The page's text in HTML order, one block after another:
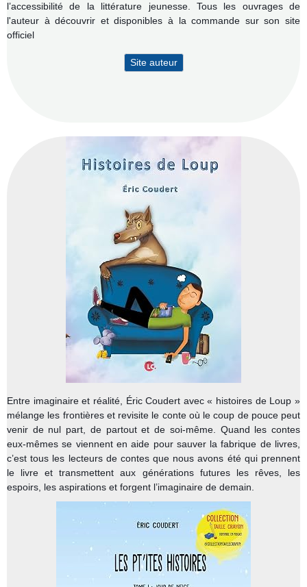
l’accessibilité de la littérature jeunesse. Tous les ouvrages de
l'auteur à découvrir et disponibles à la commande sur son site
officiel
Site auteur
Entre imaginaire et réalité, Éric Coudert avec « histoires de Loup »
mélange les frontières et revisite le conte où le coup de pouce peut
venir de nul part, de partout et de soi-même. Quand les contes
eux-mêmes se viennent en aide pour sauver la fabrique de livres,
c’est tous les lecteurs de contes que nous avons été qui prennent
le livre et transmettent aux générations futures les rêves, les
espoirs, les aspirations et forgent l’imaginaire de demain.